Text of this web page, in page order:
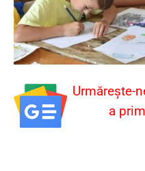
Urmărește-
a